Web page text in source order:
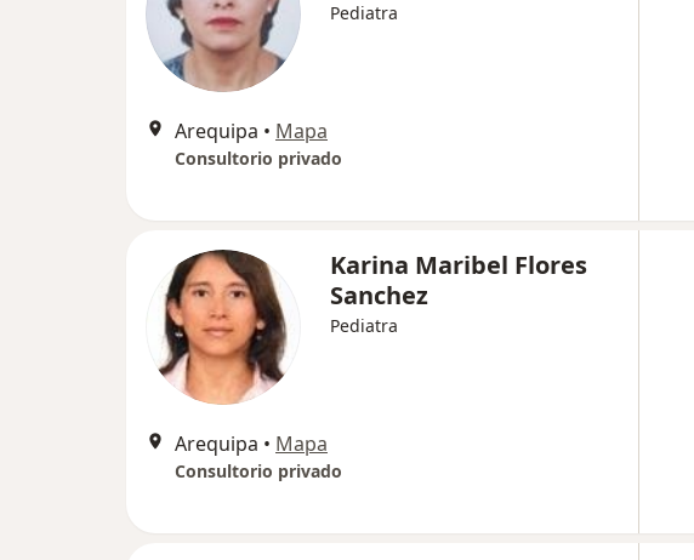
Pediatra
Arequipa • Mapa
Consultorio privado
Karina Maribel Flores
Sanchez
Pediatra
Arequipa • Mapa
Consultorio privado